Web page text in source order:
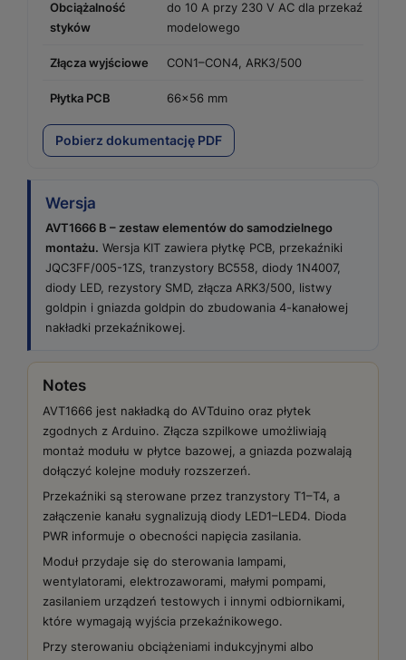
Obciążalność
styków
do 10 A przy 230 V AC dla przekaźników
modelowego
Złącza wyjściowe CON1–CON4, ARK3/500
Płytka PCB 66×56 mm
Pobierz dokumentację PDF
Wersja
AVT1666 B – zestaw elementów do samodzielnego
montażu. Wersja KIT zawiera płytkę PCB, przekaźniki
JQC3FF/005-1ZS, tranzystory BC558, diody 1N4007,
diody LED, rezystory SMD, złącza ARK3/500, listwy
goldpin i gniazda goldpin do zbudowania 4-kanałowej
nakładki przekaźnikowej.
Notes
AVT1666 jest nakładką do AVTduino oraz płytek
zgodnych z Arduino. Złącza szpilkowe umożliwiają
montaż modułu w płytce bazowej, a gniazda pozwalają
dołączyć kolejne moduły rozszerzeń.
Przekaźniki są sterowane przez tranzystory T1–T4, a
załączenie kanału sygnalizują diody LED1–LED4. Dioda
PWR informuje o obecności napięcia zasilania.
Moduł przydaje się do sterowania lampami,
wentylatorami, elektrozaworami, małymi pompami,
zasilaniem urządzeń testowych i innymi odbiornikami,
które wymagają wyjścia przekaźnikowego.
Przy sterowaniu obciążeniami indukcyjnymi albo